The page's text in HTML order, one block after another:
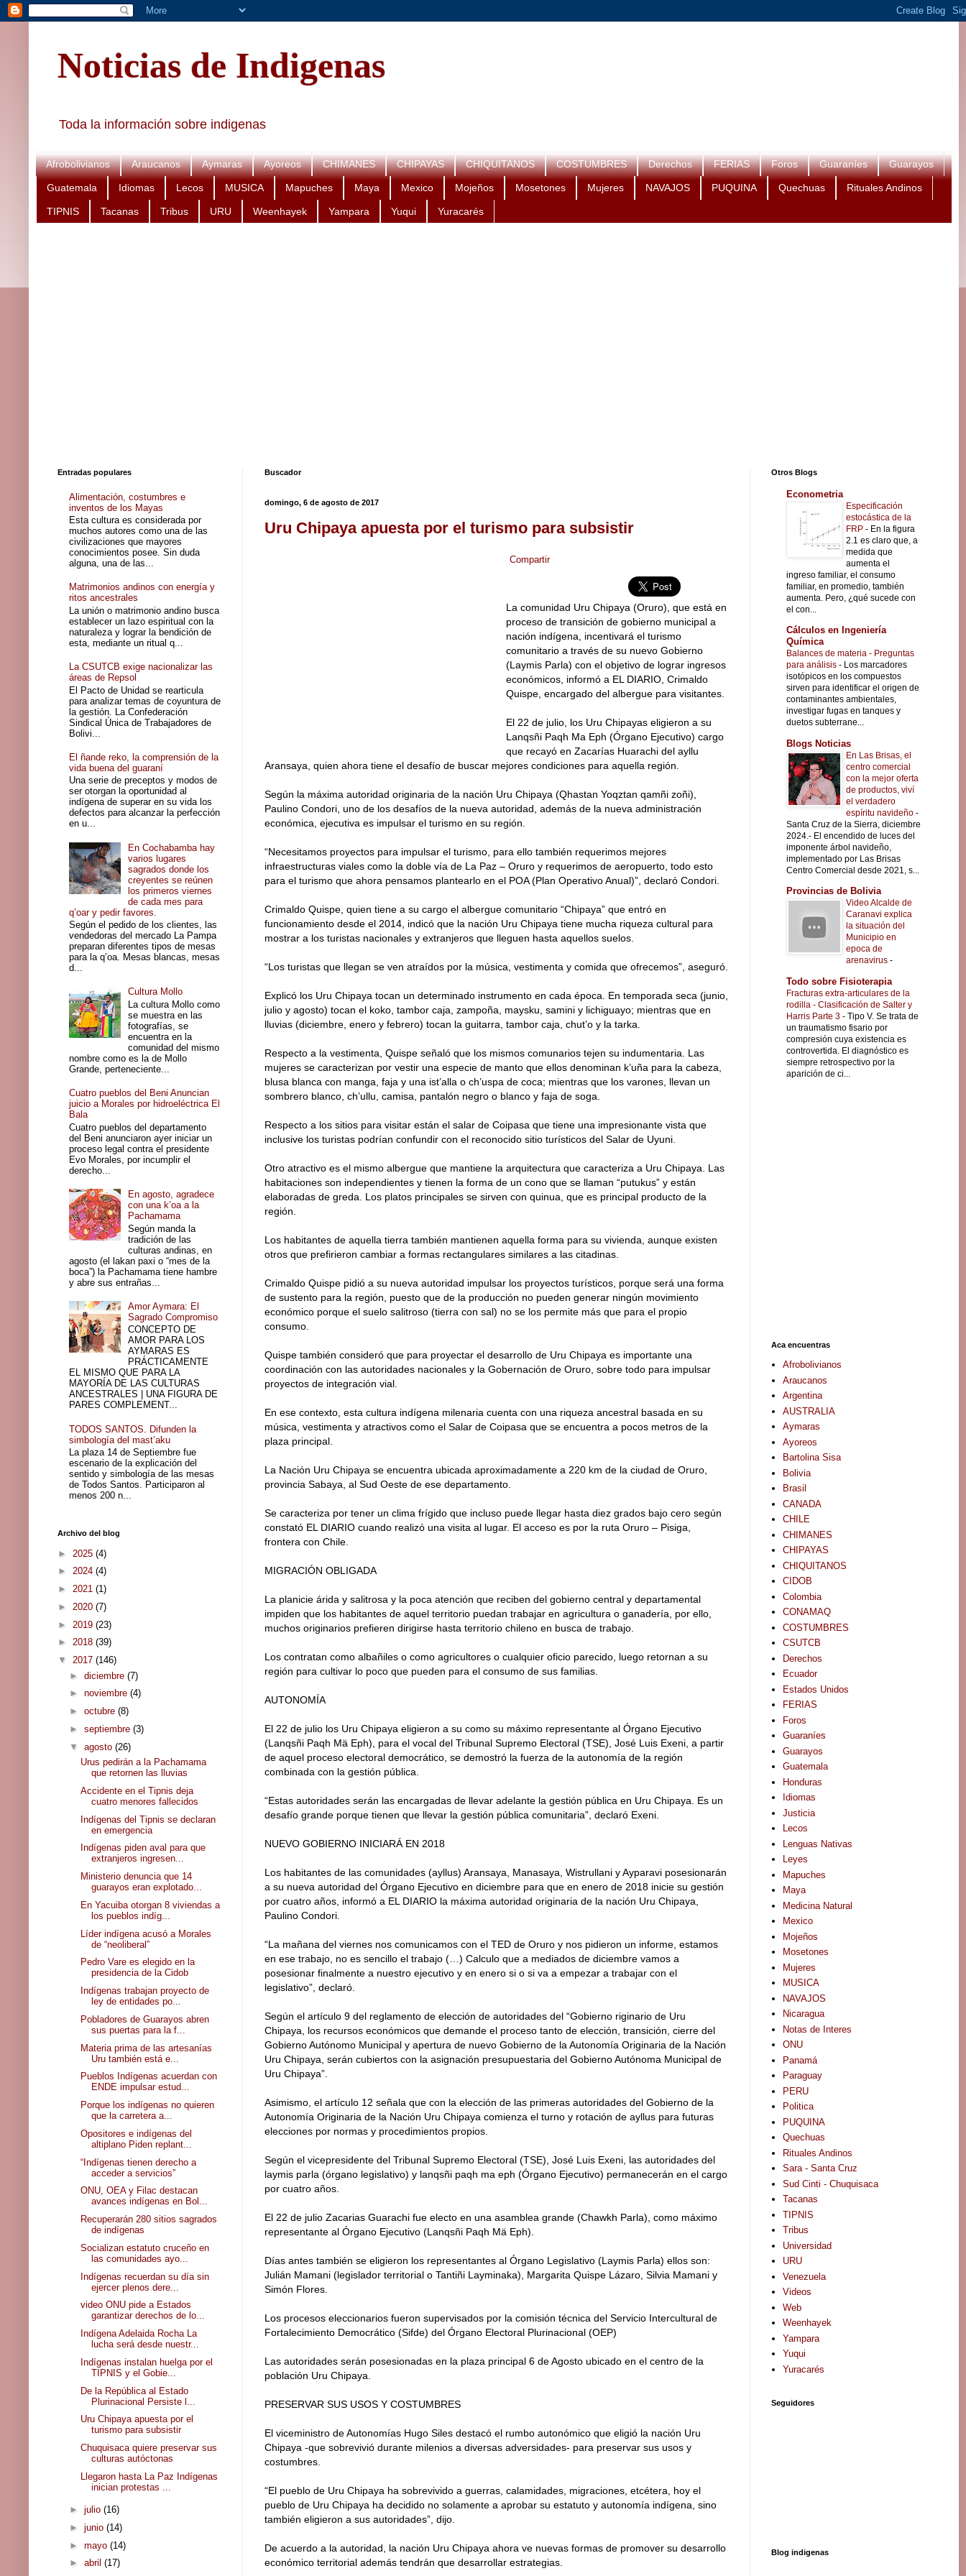
Noticias de Indigenas
Toda la información sobre indigenas
Afrobolivianos Araucanos Aymaras Ayoreos CHIMANES CHIPAYAS CHIQUITANOS COSTUMBRES Derechos FERIAS Foros Guaraníes Guarayos
Guatemala Idiomas Lecos MUSICA Mapuches Maya Mexico Mojeños Mosetones Mujeres NAVAJOS PUQUINA Quechuas Rituales Andinos
TIPNIS Tacanas Tribus URU Weenhayek Yampara Yuqui Yuracarés
Buscador
domingo, 6 de agosto de 2017
Uru Chipaya apuesta por el turismo para subsistir
Compartir
La comunidad Uru Chipaya (Oruro), que está en
proceso de transición de gobierno municipal a
nación indígena, incentivará el turismo
comunitario a través de su nuevo Gobierno
(Laymis Parla) con el objetivo de lograr ingresos
económicos, informó a EL DIARIO, Crimaldo
Quispe, encargado del albergue para visitantes.
El 22 de julio, los Uru Chipayas eligieron a su
Lanqsñi Paqh Ma Eph (Órgano Ejecutivo) cargo
que recayó en Zacarías Huarachi del ayllu
Aransaya, quien ahora tiene el desafío de buscar mejores condiciones para aquella región.
Según la máxima autoridad originaria de la nación Uru Chipaya (Qhastan Yoqztan qamñi zoñi),
Paulino Condori, uno de los desafíos de la nueva autoridad, además de la nueva administración
económica, ejecutiva es impulsar el turismo en su región.
“Necesitamos proyectos para impulsar el turismo, para ello también requerimos mejores
infraestructuras viales como la doble vía de La Paz – Oruro y requerimos de aeropuerto, todo esto
para el turismo que ahora pensamos plantearlo en el POA (Plan Operativo Anual)”, declaró Condori.
Crimaldo Quispe, quien tiene a su cargo el albergue comunitario “Chipaya” que entró en
funcionamiento desde el 2014, indicó que la nación Uru Chipaya tiene mucha riqueza cultural para
mostrar a los turistas nacionales y extranjeros que lleguen hasta aquellos suelos.
“Los turistas que llegan se ven atraídos por la música, vestimenta y comida que ofrecemos”, aseguró.
Explicó los Uru Chipaya tocan un determinado instrumento en cada época. En temporada seca (junio,
julio y agosto) tocan el koko, tambor caja, zampoña, maysku, samini y lichiguayo; mientras que en
lluvias (diciembre, enero y febrero) tocan la guitarra, tambor caja, chut’o y la tarka.
Respecto a la vestimenta, Quispe señaló que los mismos comunarios tejen su indumentaria. Las
mujeres se caracterizan por vestir una especie de manto que ellos denominan k’uña para la cabeza,
blusa blanca con manga, faja y una ist’alla o ch’uspa de coca; mientras que los varones, llevan un
sombrero blanco, ch’ullu, camisa, pantalón negro o blanco y faja de soga.
Respecto a los sitios para visitar están el salar de Coipasa que tiene una impresionante vista que
inclusive los turistas podrían confundir con el reconocido sitio turísticos del Salar de Uyuni.
Otro atractivo es el mismo albergue que mantiene la arquitectura que caracteriza a Uru Chipaya. Las
habitaciones son independientes y tienen la forma de un cono que se llaman “putukus” y están
elaboradas de greda. Los platos principales se sirven con quinua, que es principal producto de la
región.
Los habitantes de aquella tierra también mantienen aquella forma para su vivienda, aunque existen
otros que prefirieron cambiar a formas rectangulares similares a las citadinas.
Crimaldo Quispe pidió a su nueva autoridad impulsar los proyectos turísticos, porque será una forma
de sustento para la región, puesto que de la producción no pueden generar ningún movimiento
económico porque el suelo salitroso (tierra con sal) no se los permite más que para el propio
consumo.
Quispe también consideró que para proyectar el desarrollo de Uru Chipaya es importante una
coordinación con las autoridades nacionales y la Gobernación de Oruro, sobre todo para impulsar
proyectos de integración vial.
En ese contexto, esta cultura indígena milenaria cuenta con una riqueza ancestral basada en su
música, vestimenta y atractivos como el Salar de Coipasa que se encuentra a pocos metros de la
plaza principal.
La Nación Uru Chipaya se encuentra ubicada aproximadamente a 220 km de la ciudad de Oruro,
provincia Sabaya, al Sud Oeste de ese departamento.
Se caracteriza por tener un clima frígido que incluso puede llegar hasta diez grados bajo cero según
constató EL DIARIO cuando realizó una visita al lugar. El acceso es por la ruta Oruro – Pisiga,
frontera con Chile.
MIGRACIÓN OBLIGADA
La planicie árida y salitrosa y la poca atención que reciben del gobierno central y departamental
impiden que los habitantes de aquel territorio puedan trabajar en agricultura o ganadería, por ello,
muchos originarios prefieren dirigirse hasta territorio chileno en busca de trabajo.
Los contratan como albañiles o como agricultores o cualquier oficio parecido, luego retornan a su
región para cultivar lo poco que pueden para el consumo de sus familias.
AUTONOMÍA
El 22 de julio los Uru Chipaya eligieron a su como su máximo representante al Órgano Ejecutivo
(Lanqsñi Paqh Mä Eph), para el vocal del Tribunal Supremo Electoral (TSE), José Luis Exeni, a partir
de aquel proceso electoral democrático, se demostró la fuerza de la autonomía de la región
combinada con la gestión pública.
“Estas autoridades serán las encargadas de llevar adelante la gestión pública en Uru Chipaya. Es un
desafío grande porque tienen que llevar la gestión pública comunitaria”, declaró Exeni.
NUEVO GOBIERNO INICIARÁ EN 2018
Los habitantes de las comunidades (ayllus) Aransaya, Manasaya, Wistrullani y Ayparavi posesionarán
a su nueva autoridad del Órgano Ejecutivo en diciembre para que en enero de 2018 inicie su gestión
por cuatro años, informó a EL DIARIO la máxima autoridad originaria de la nación Uru Chipaya,
Paulino Condori.
“La mañana del viernes nos comunicamos con el TED de Oruro y nos pidieron un informe, estamos
en ese trabajo, no es sencillo el trabajo (…) Calculo que a mediados de diciembre vamos a
posesionar finalmente a nuestro ejecutivo y en enero si o si va a empezar a trabajar con el
legislativo”, declaró.
Según el artículo 9 del reglamento de elección de autoridades del “Gobierno riginario de Uru
Chipaya, los recursos económicos que demande el proceso tanto de elección, transición, cierre del
Gobierno Autónomo Municipal y apertura de nuevo Gobierno de la Autonomía Originaria de la Nación
Uru Chipaya, serán cubiertos con la asignación presupuestaria del Gobierno Autónoma Municipal de
Uru Chipaya”.
Asimismo, el artículo 12 señala que con la elección de las primeras autoridades del Gobierno de la
Autonomía Originaria de la Nación Uru Chipaya comienza el turno y rotación de ayllus para futuras
elecciones por normas y procedimientos propios.
Según el vicepresidente del Tribunal Supremo Electoral (TSE), José Luis Exeni, las autoridades del
laymis parla (órgano legislativo) y lanqsñi paqh ma eph (Órgano Ejecutivo) permanecerán en el cargo
por cuatro años.
El 22 de julio Zacarias Guarachi fue electo en una asamblea grande (Chawkh Parla), como máximo
representante al Órgano Ejecutivo (Lanqsñi Paqh Mä Eph).
Días antes también se eligieron los representantes al Órgano Legislativo (Laymis Parla) ellos son:
Julián Mamani (legislador territorial o Tantiñi Layminaka), Margarita Quispe Lázaro, Silvia Mamani y
Simón Flores.
Los procesos eleccionarios fueron supervisados por la comisión técnica del Servicio Intercultural de
Fortalecimiento Democrático (Sifde) del Órgano Electoral Plurinacional (OEP)
Las autoridades serán posesionadas en la plaza principal 6 de Agosto ubicado en el centro de la
población Uru Chipaya.
PRESERVAR SUS USOS Y COSTUMBRES
El viceministro de Autonomías Hugo Siles destacó el rumbo autonómico que eligió la nación Uru
Chipaya -que sobrevivió durante milenios a diversas adversidades- para preservar sus usos y
costumbres.
“El pueblo de Uru Chipaya ha sobrevivido a guerras, calamidades, migraciones, etcétera, hoy el
pueblo de Uru Chipaya ha decidido no solamente a aprobar su estatuto y autonomía indígena, sino
también eligieron a sus autoridades”, dijo.
De acuerdo a la autoridad, la nación Uru Chipaya ahora ve nuevas formas de promover su desarrollo
económico territorial además tendrán que desarrollar estrategias.
Entradas populares
Alimentación, costumbres e
inventos de los Mayas
Esta cultura es considerada por
muchos autores como una de las
civilizaciones que mayores
conocimientos posee. Sin duda
alguna, una de las...
Matrimonios andinos con energía y
ritos ancestrales
La unión o matrimonio andino busca
establecer un lazo espiritual con la
naturaleza y lograr la bendición de
esta, mediante un ritual q...
La CSUTCB exige nacionalizar las
áreas de Repsol
El Pacto de Unidad se rearticula
para analizar temas de coyuntura de
la gestión. La Confederación
Sindical Única de Trabajadores de
Bolivi...
El ñande reko, la comprensión de la
vida buena del guaraní
Una serie de preceptos y modos de
ser otorgan la oportunidad al
indígena de superar en su vida los
defectos para alcanzar la perfección
en u...
En Cochabamba hay
varios lugares
sagrados donde los
creyentes se reúnen
los primeros viernes
de cada mes para
q’oar y pedir favores.
Según el pedido de los clientes, las
vendedoras del mercado La Pampa
preparan diferentes tipos de mesas
para la q’oa. Mesas blancas, mesas
d...
Cultura Mollo
La cultura Mollo como
se muestra en las
fotografías, se
encuentra en la
comunidad del mismo
nombre como es la de Mollo
Grande, perteneciente...
Cuatro pueblos del Beni Anuncian
juicio a Morales por hidroeléctrica El
Bala
Cuatro pueblos del departamento
del Beni anunciaron ayer iniciar un
proceso legal contra el presidente
Evo Morales, por incumplir el
derecho...
En agosto, agradece
con una k’oa a la
Pachamama
Según manda la
tradición de las
culturas andinas, en
agosto (el lakan paxi o “mes de la
boca”) la Pachamama tiene hambre
y abre sus entrañas...
Amor Aymara: El
Sagrado Compromiso
CONCEPTO DE
AMOR PARA LOS
AYMARAS ES
PRÁCTICAMENTE
EL MISMO QUE PARA LA
MAYORÍA DE LAS CULTURAS
ANCESTRALES | UNA FIGURA DE
PARES COMPLEMENT...
TODOS SANTOS. Difunden la
simbología del mast’aku
La plaza 14 de Septiembre fue
escenario de la explicación del
sentido y simbología de las mesas
de Todos Santos. Participaron al
menos 200 n...
Archivo del blog
► 2025 (4)
► 2024 (4)
► 2021 (1)
► 2020 (7)
► 2019 (23)
► 2018 (39)
▼ 2017 (146)
► diciembre (7)
► noviembre (4)
► octubre (8)
► septiembre (3)
▼ agosto (26)
Urus pedirán a la Pachamama
que retornen las lluvias
Accidente en el Tipnis deja
cuatro menores fallecidos
Indígenas del Tipnis se declaran
en emergencia
Indígenas piden aval para que
extranjeros ingresen...
Ministerio denuncia que 14
guarayos eran explotado...
En Yacuiba otorgan 8 viviendas a
los pueblos indíg...
Líder indígena acusó a Morales
de “neoliberal”
Pedro Vare es elegido en la
presidencia de la Cidob
Indígenas trabajan proyecto de
ley de entidades po...
Pobladores de Guarayos abren
sus puertas para la f...
Materia prima de las artesanías
Uru también está e...
Pueblos Indígenas acuerdan con
ENDE impulsar estud...
Porque los indígenas no quieren
que la carretera a...
Opositores e indígenas del
altiplano Piden replant...
“Indígenas tienen derecho a
acceder a servicios”
ONU, OEA y Filac destacan
avances indígenas en Bol...
Recuperarán 280 sitios sagrados
de indígenas
Socializan estatuto cruceño en
las comunidades ayo...
Indígenas recuerdan su día sin
ejercer plenos dere...
video ONU pide a Estados
garantizar derechos de lo...
Indígena Adelaida Rocha La
lucha será desde nuestr...
Indígenas instalan huelga por el
TIPNIS y el Gobie...
De la República al Estado
Plurinacional Persiste l...
Uru Chipaya apuesta por el
turismo para subsistir
Chuquisaca quiere preservar sus
culturas autóctonas
Llegaron hasta La Paz Indígenas
inician protestas ...
► julio (16)
► junio (14)
► mayo (14)
► abril (17)
Otros Blogs
Econometria
Especificación
estocástica de la
FRP - En la figura
2.1 es claro que, a
medida que
aumenta el
ingreso familiar, el consumo
familiar, en promedio, también
aumenta. Pero, ¿qué sucede con
el con...
Cálculos en Ingeniería
Química
Balances de materia - Preguntas
para análisis - Los marcadores
isotópicos en los compuestos
sirven para identificar el origen de
contaminantes ambientales,
investigar fugas en tanques y
duetos subterrane...
Blogs Noticias
En Las Brisas, el
centro comercial
con la mejor oferta
de productos, viví
el verdadero
espíritu navideño -
Santa Cruz de la Sierra, diciembre
2024.- El encendido de luces del
imponente árbol navideño,
implementado por Las Brisas
Centro Comercial desde 2021, s...
Provincias de Bolivia
Video Alcalde de
Caranavi explica
la situación del
Municipio en
epoca de
arenavirus -
Todo sobre Fisioterapia
Fracturas extra-articulares de la
rodilla - Clasificación de Salter y
Harris Parte 3 - Tipo V. Se trata de
un traumatismo fisario por
compresión cuya existencia es
controvertida. El diagnóstico es
siempre retrospectivo por la
aparición de ci...
Aca encuentras
Afrobolivianos
Araucanos
Argentina
AUSTRALIA
Aymaras
Ayoreos
Bartolina Sisa
Bolivia
Brasil
CANADA
CHILE
CHIMANES
CHIPAYAS
CHIQUITANOS
CIDOB
Colombia
CONAMAQ
COSTUMBRES
CSUTCB
Derechos
Ecuador
Estados Unidos
FERIAS
Foros
Guaraníes
Guarayos
Guatemala
Honduras
Idiomas
Justicia
Lecos
Lenguas Nativas
Leyes
Mapuches
Maya
Medicina Natural
Mexico
Mojeños
Mosetones
Mujeres
MUSICA
NAVAJOS
Nicaragua
Notas de Interes
ONU
Panamá
Paraguay
PERU
Politica
PUQUINA
Quechuas
Rituales Andinos
Sara - Santa Cruz
Sud Cinti - Chuquisaca
Tacanas
TIPNIS
Tribus
Universidad
URU
Venezuela
Videos
Web
Weenhayek
Yampara
Yuqui
Yuracarés
Seguidores
Blog indigenas